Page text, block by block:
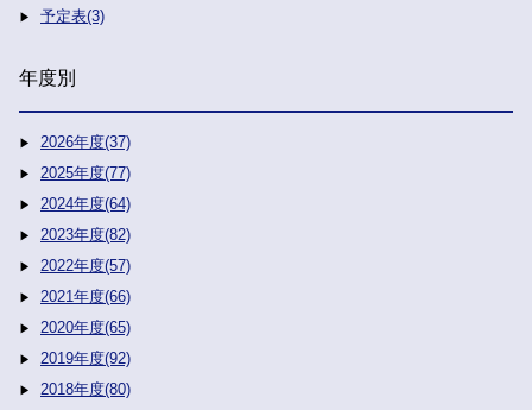
予定表(3)
年度別
2026年度(37)
2025年度(77)
2024年度(64)
2023年度(82)
2022年度(57)
2021年度(66)
2020年度(65)
2019年度(92)
2018年度(80)